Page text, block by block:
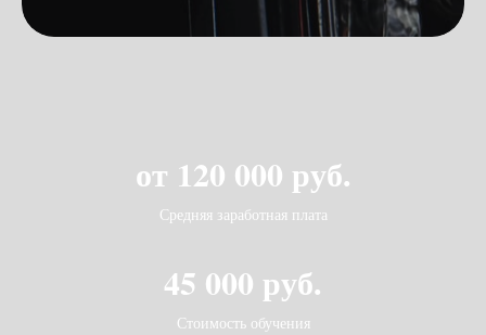
от 120 000 руб.
Средняя заработная плата
45 000 руб.
Стоимость обучения